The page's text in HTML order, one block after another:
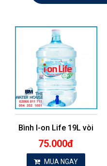
Bình I-on Life 19L vòi
75.000đ
MUA NGAY